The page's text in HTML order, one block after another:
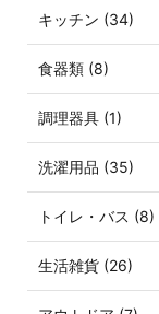
キッチン (34)
食器類 (8)
調理器具 (1)
洗濯用品 (35)
トイレ・バス (8)
生活雑貨 (26)